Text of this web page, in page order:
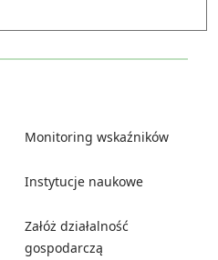
Monitoring wskaźników
Instytucje naukowe
Załóż działalność
gospodarczą